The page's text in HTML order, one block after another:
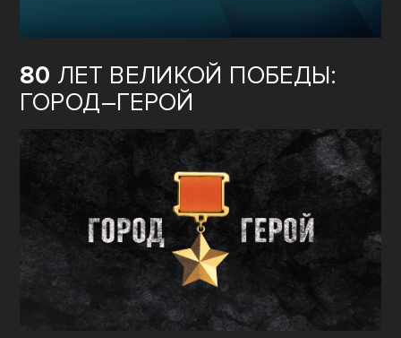
80 ЛЕТ ВЕЛИКОЙ ПОБЕДЫ:
ГОРОД–ГЕРОЙ